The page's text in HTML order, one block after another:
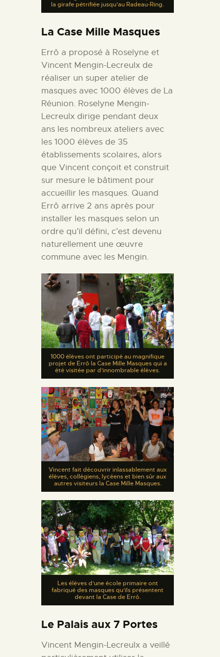
la girafe pétrifiée jusqu’au Radeau-Ring.
La Case Mille Masques
Errô a proposé à Roselyne et
Vincent Mengin-Lecreulx de
réaliser un super atelier de
masques avec 1000 élèves de La
Réunion. Roselyne Mengin-
Lecreulx dirige pendant deux
ans les nombreux ateliers avec
les 1000 élèves de 35
établissements scolaires, alors
que Vincent conçoit et construit
sur mesure le bâtiment pour
accueillir les masques. Quand
Errô arrive 2 ans après pour
installer les masques selon un
ordre qu’il défini, c’est devenu
naturellement une œuvre
commune avec les Mengin.
1000 élèves ont participé au magnifique
projet de Errô la Case Mille Masques qui a
été visitée par d’innombrable élèves.
Vincent fait découvrir inlassablement aux
élèves, collégiens, lycéens et bien sûr aux
autres visiteurs la Case Mille Masques.
Les élèves d’une école primaire ont
fabriqué des masques qu’ils présentent
devant la Case de Errô.
Le Palais aux 7 Portes
Vincent Mengin-Lecreulx a veillé